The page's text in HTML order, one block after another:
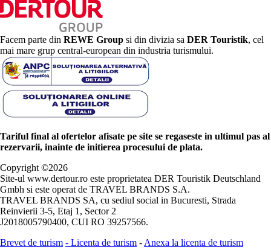
Facem parte din REWE Group si din divizia sa DER Touristik, cel
mai mare grup central-european din industria turismului.
Tariful final al ofertelor afisate pe site se regaseste in ultimul pas al
rezervarii, inainte de initierea procesului de plata.
Copyright ©2026
Site-ul www.dertour.ro este proprietatea DER Touristik Deutschland
Gmbh si este operat de TRAVEL BRANDS S.A.
TRAVEL BRANDS SA, cu sediul social in Bucuresti, Strada
Reinvierii 3-5, Etaj 1, Sector 2
J2018005790400, CUI RO 39257566.
Brevet de turism - Licenta de turism - Anexa la licenta de turism